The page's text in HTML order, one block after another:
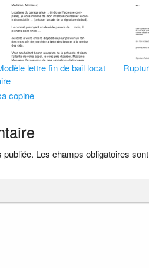
lettre fin de bail locat
copine
publiée. Les champs obligatoires